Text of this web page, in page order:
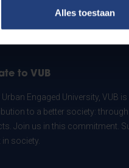
Alles toestaan
to VUB
Urban Engaged University, VUB
to a better society:
Join us in this commitment.
in society.